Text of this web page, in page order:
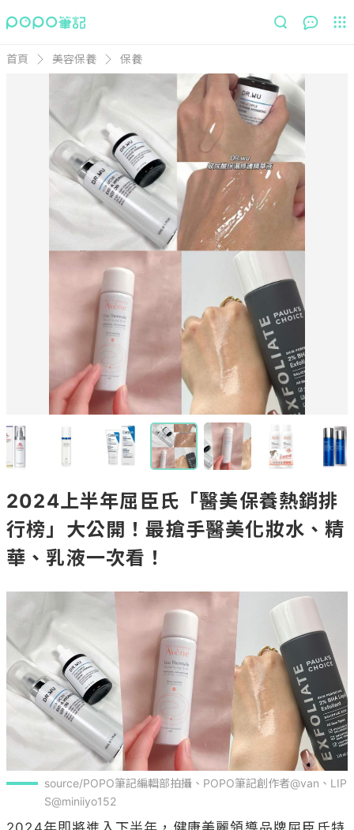
首頁 美容保養 保養
2024上半年屈臣氏「醫美保養熱銷排
行榜」大公開！最搶手醫美化妝水、精
華、乳液一次看！
source/POPO筆記編輯部拍攝、POPO筆記創作者@van、LIP
S@miniiyo152